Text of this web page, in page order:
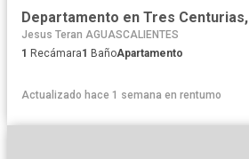
Departamento en Tres
Jesus Teran AGUASCALIENTES
1 Recámara1 BañoApartamento
Actualizado hace 1 semana en rentumo